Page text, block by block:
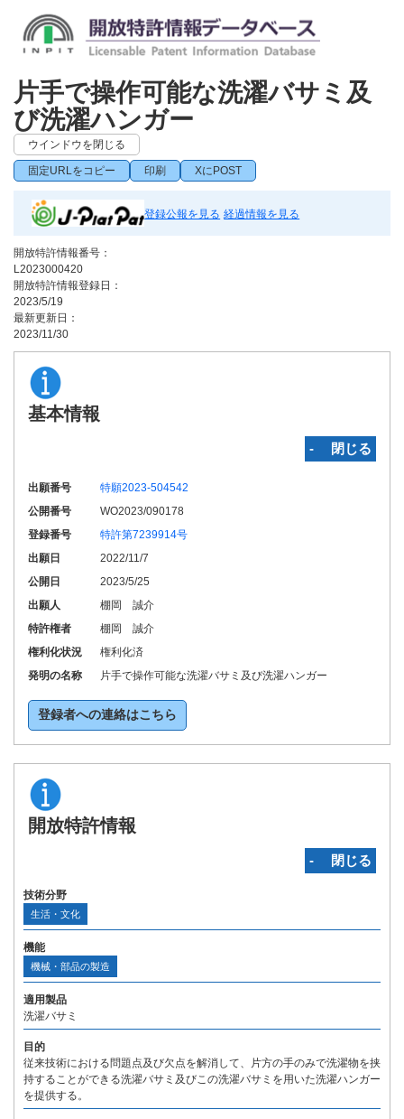
片手で操作可能な洗濯バサミ及
び洗濯ハンガー
ウインドウを閉じる
固定URLをコピー 印刷 XにPOST
登録公報を見る 経過情報を見る
開放特許情報番号：
L2023000420
開放特許情報登録日：
2023/5/19
最新更新日：
2023/11/30
基本情報
‐ 閉じる
出願番号
特願2023-504542
公開番号
WO2023/090178
登録番号
特許第7239914号
出願日
2022/11/7
公開日
2023/5/25
出願人
棚岡 誠介
特許権者
棚岡 誠介
権利化状況
権利化済
発明の名称
片手で操作可能な洗濯バサミ及び洗濯ハンガー
登録者への連絡はこちら
開放特許情報
‐ 閉じる
技術分野
生活・文化
機能
機械・部品の製造
適用製品
洗濯バサミ
目的
従来技術における問題点及び欠点を解消して、片方の手のみで洗濯物を挟
持することができる洗濯バサミ及びこの洗濯バサミを用いた洗濯ハンガー
を提供する。